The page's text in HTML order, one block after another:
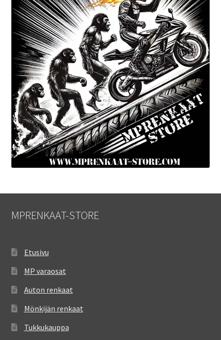
MPRENKAAT-STORE
Etusivu
MP varaosat
Auton renkaat
Mönkijän renkaat
Tukkukauppa